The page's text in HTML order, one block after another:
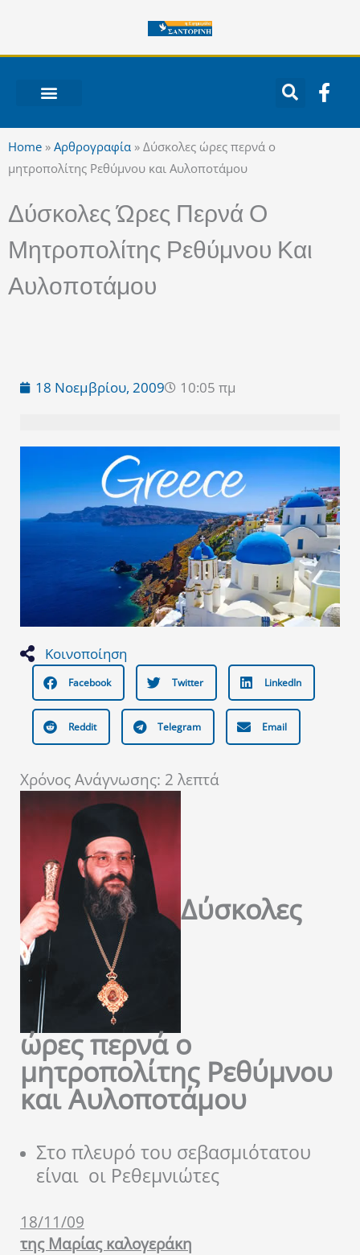
περιεχόμενο
F
a
Home » Αρθρογραφία » Δύσκολες ώρες περνά ο
μητροπολίτης Ρεθύμνου και Αυλοποτάμου
Δύσκολες Ώρες Περνά Ο
Μητροπολίτης Ρεθύμνου Και
Αυλοποτάμου
18 Νοεμβρίου, 2009 10:05 πμ
Κοινοποίηση
Facebook Twitter LinkedIn
Reddit Telegram Email
Χρόνος Ανάγνωσης: 2 λεπτά
Δύσκολες
ώρες περνά ο
μητροπολίτης Ρεθύμνου
και Αυλοποτάμου
Στο πλευρό του σεβασμιότατου
είναι οι Ρεθεμνιώτες
18/11/09
της Μαρίας καλογεράκη